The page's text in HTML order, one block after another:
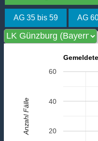
AG 35 bis 59 AG
20
40
60
Anzahl Fälle